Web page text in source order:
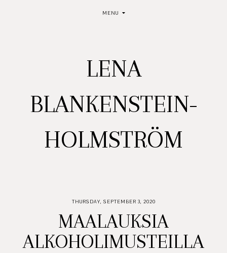
MENU
LENA
BLANKENSTEIN-
HOLMSTRÖM
THURSDAY, SEPTEMBER 3, 2020
MAALAUKSIA
ALKOHOLIMUSTEILLA